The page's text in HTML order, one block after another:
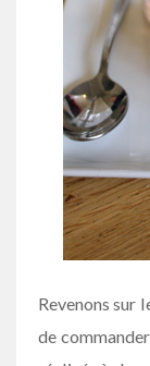
Revenons sur
de